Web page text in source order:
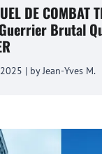
DE COMBAT
Brutal
| by Jean-Yves M.